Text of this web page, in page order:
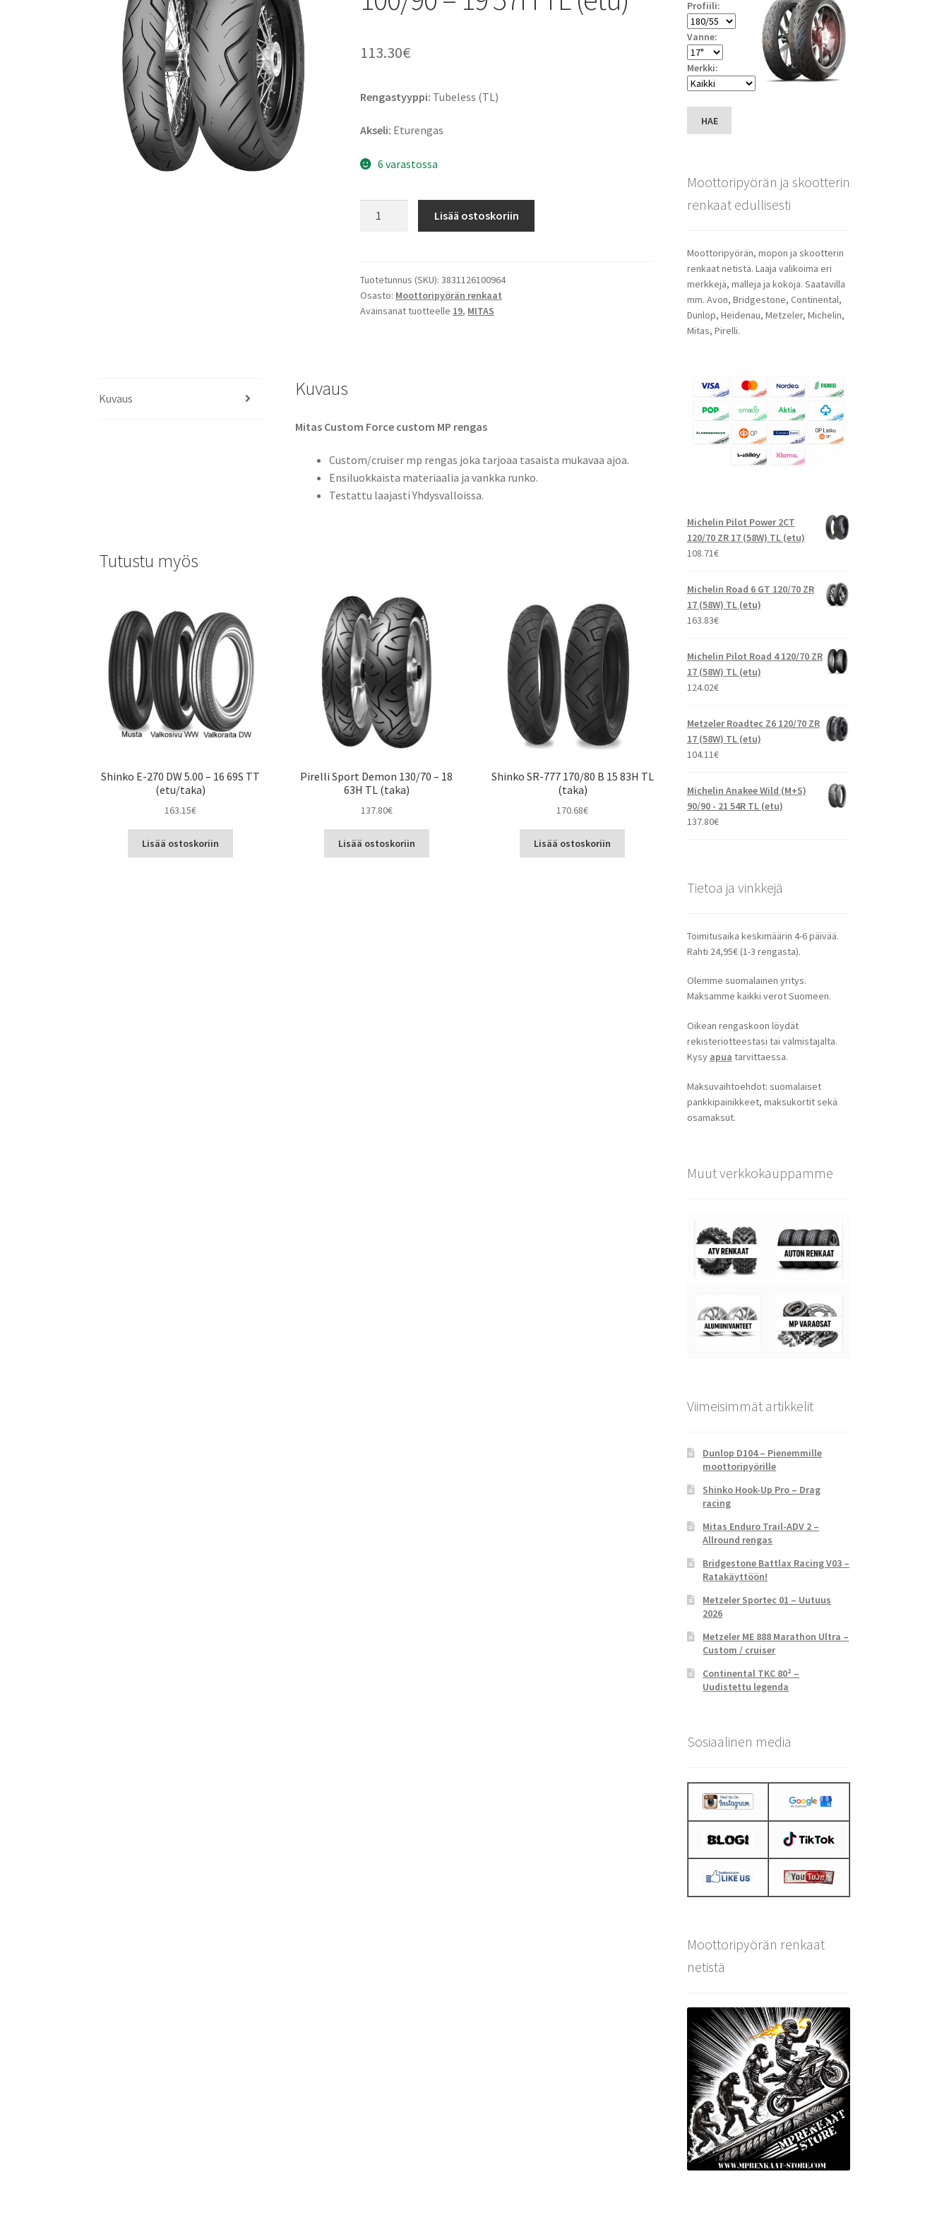
113.30€
Rengastyyppi: Tubeless (TL)
Akseli: Eturengas
6 varastossa
-
19
57H
Lisää ostoskoriin
Tuotetunnus (SKU):3831126100964
Osasto: Moottoripyörän renkaat
Avainsanat tuotteelle 19, MITAS
Kuvaus Kuvaus
Mitas Custom Force custom MP rengas
Custom/cruiser mp rengas joka tarjoaa tasaista mukavaa ajoa.
Ensiluokkaista materiaalia ja vankka runko.
Testattu laajasti Yhdysvalloissa.
Tutustu myös
Shinko E-270 DW 5.00 – 16 69S TT
(etu/taka)
163.15€
Lisää ostoskoriin
Pirelli Sport Demon 130/70 – 18
63H TL (taka)
137.80€
Lisää ostoskoriin
Shinko SR-777 170/80 B 15 83H TL
(taka)
170.68€
Lisää ostoskoriin
Profiili:
Vanne:
Merkki:
HAE
Moottoripyörän ja skootterin
renkaat edullisesti
Moottoripyörän, mopon ja skootterin
renkaat netistä. Laaja valikoima eri
merkkejä, malleja ja kokoja. Saatavilla
mm. Avon, Bridgestone, Continental,
Dunlop, Heidenau, Metzeler, Michelin,
Mitas, Pirelli.
Michelin Pilot Power 2CT
120/70 ZR 17 (58W) TL (etu)
108.71€
Michelin Road 6 GT 120/70 ZR
17 (58W) TL (etu)
163.83€
Michelin Pilot Road 4 120/70 ZR
17 (58W) TL (etu)
124.02€
Metzeler Roadtec Z6 120/70 ZR
17 (58W) TL (etu)
104.11€
Michelin Anakee Wild (M+S)
90/90 - 21 54R TL (etu)
137.80€
Tietoa ja vinkkejä
Toimitusaika keskimäärin 4-6 päivää.
Rahti 24,95€ (1-3 rengasta).
Olemme suomalainen yritys.
Maksamme kaikki verot Suomeen.
Oikean rengaskoon löydät
rekisteriotteestasi tai valmistajalta.
Kysy apua tarvittaessa.
Maksuvaihtoehdot: suomalaiset
pankkipainikkeet, maksukortit sekä
osamaksut.
Muut verkkokauppamme
Viimeisimmät artikkelit
Dunlop D104 – Pienemmille
moottoripyörille
Shinko Hook-Up Pro – Drag
racing
Mitas Enduro Trail-ADV 2 –
Allround rengas
Bridgestone Battlax Racing V03 –
Ratakäyttöön!
Metzeler Sportec 01 – Uutuus
2026
Metzeler ME 888 Marathon Ultra –
Custom / cruiser
Continental TKC 80² –
Uudistettu legenda
Sosiaalinen media
Moottoripyörän renkaat
netistä